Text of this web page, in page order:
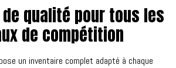
qualité pour tous les
de compétition
un inventaire complet adapté à chaque